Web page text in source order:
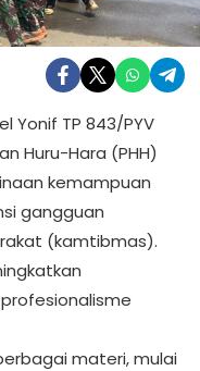
Yonif TP 843/PYV
Huru-Hara (PHH)
kemampuan
gangguan
(kamtibmas).
materi, mulai